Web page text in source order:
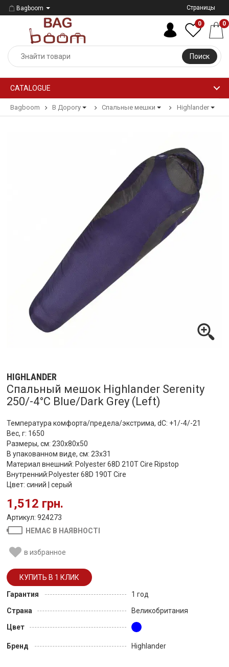
Bagboom Страницы
Поиск
0 0
CATALOGUE
Bagboom В Дорогу Спальные мешки Highlander
HIGHLANDER
Спальный мешок Highlander Serenity
250/-4°C Blue/Dark Grey (Left)
Температура комфорта/предела/экстрима, dC: +1/-4/-21
Вес, г: 1650
Размеры, см: 230x80х50
В упакованном виде, см: 23х31
Материал внешний: Polyester 68D 210T Cire Ripstop
Внутренний:Polyester 68D 190T Cire
Цвет: синий | серый
1,512 грн.
Артикул: 924273
НЕМАЄ В НАЯВНОСТІ
в избранное
Гарантия
1 год
Страна
Великобритания
Цвет
Бренд Highlander